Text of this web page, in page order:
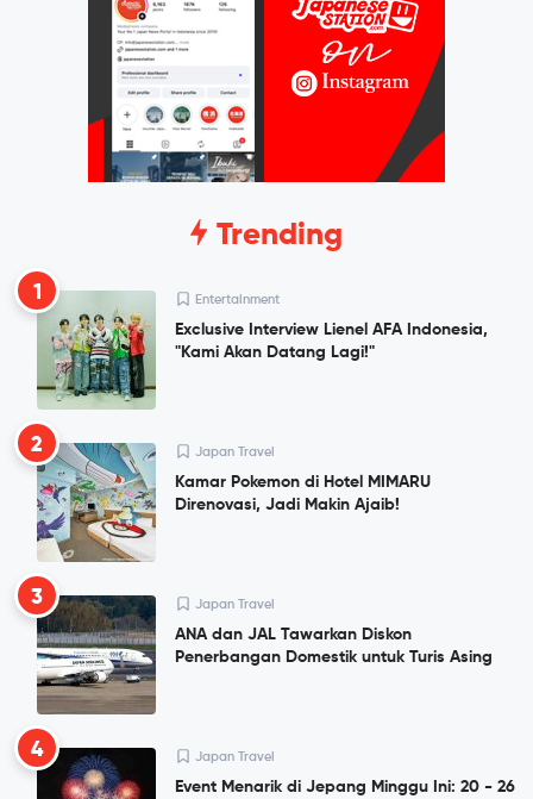
Trending
1 Entertainment
Exclusive Interview Lienel AFA Indonesia,
"Kami Akan Datang Lagi!"
2 Japan Travel
Kamar Pokemon di Hotel MIMARU
Direnovasi, Jadi Makin Ajaib!
3 Japan Travel
ANA dan JAL Tawarkan Diskon
Penerbangan Domestik untuk Turis Asing
4 Japan Travel
Event Menarik di Jepang Minggu Ini: 20 - 26